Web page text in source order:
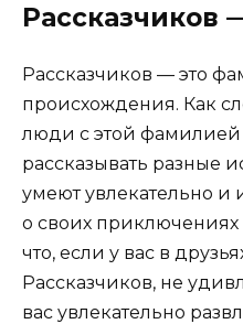
Рассказчиков
Рассказчиков — это
происхождения. Как
люди с этой
рассказывать разные
умеют увлекательно и
о своих
что, если у вас в
Рассказчиков, не
вас увлекательно